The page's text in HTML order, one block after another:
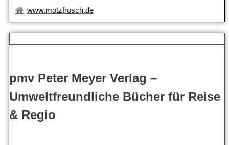
www.motzfrosch.de
pmv Peter Meyer Verlag –
Umweltfreundliche Bücher für Reise
& Regio